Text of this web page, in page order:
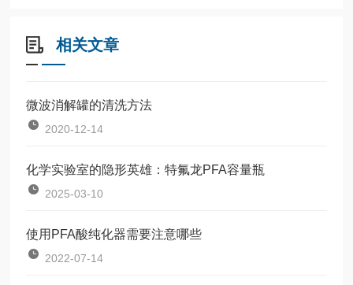
相关文章
微波消解罐的清洗方法
2020-12-14
化学实验室的隐形英雄：特氟龙PFA容量瓶
2025-03-10
使用PFA酸纯化器需要注意哪些
2022-07-14